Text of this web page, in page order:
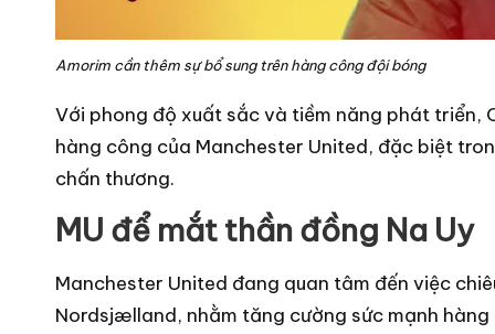
Amorim cần thêm sự bổ sung trên hàng công đội bóng
Với phong độ xuất sắc và tiềm năng phát triển,
hàng công của Manchester United, đặc biệt
chấn thương.
MU để mắt thần đồng Na Uy
Manchester United đang quan tâm đến việc
Nordsjælland, nhằm tăng cường sức mạnh